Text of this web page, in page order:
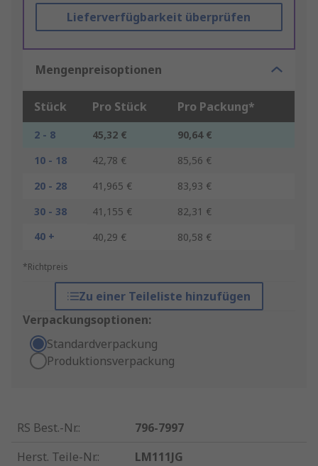
Lieferverfügbarkeit überprüfen
Mengenpreisoptionen
Stück Pro Stück Pro Packung*
2 - 8 45,32 €
90,64 €
10 - 18
42,78 €
85,56 €
20 - 28
41,965 €
83,93 €
30 - 38
41,155 €
82,31 €
40 +
40,29 € 80,58 €
*Richtpreis
Zu einer Teileliste hinzufügen
Verpackungsoptionen:
Standardverpackung
Produktionsverpackung
RS Best.-Nr.:
796-7997
Herst. Teile-Nr.:
LM111JG